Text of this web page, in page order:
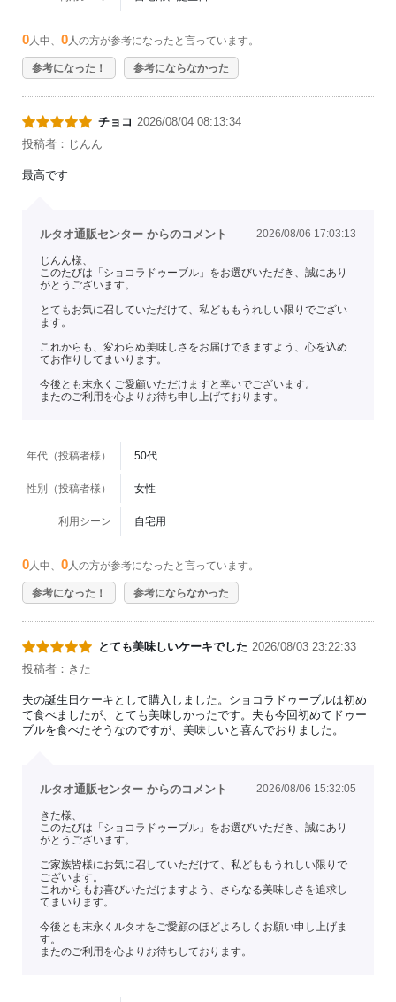
0 人中、 0 人の方が参考になったと言っています。
参考になった！ 参考にならなかった
チョコ 2026/08/04 08:13:34
投稿者：じんん
最高です
ルタオ通販センター からのコメント 2026/08/06 17:03:13
じんん様、
このたびは「ショコラドゥーブル」をお選びいただき、誠にあり
がとうございます。
とてもお気に召していただけて、私どももうれしい限りでござい
ます。
これからも、変わらぬ美味しさをお届けできますよう、心を込め
てお作りしてまいります。
今後とも末永くご愛顧いただけますと幸いでございます。
またのご利用を心よりお待ち申し上げております。
年代（投稿者様） 50代
性別（投稿者様） 女性
利用シーン 自宅用
0 人中、 0 人の方が参考になったと言っています。
参考になった！ 参考にならなかった
とても美味しいケーキでした 2026/08/03 23:22:33
投稿者：きた
夫の誕生日ケーキとして購入しました。ショコラドゥーブルは初め
て食べましたが、とても美味しかったです。夫も今回初めてドゥー
ブルを食べたそうなのですが、美味しいと喜んでおりました。
ルタオ通販センター からのコメント 2026/08/06 15:32:05
きた様、
このたびは「ショコラドゥーブル」をお選びいただき、誠にあり
がとうございます。
ご家族皆様にお気に召していただけて、私どももうれしい限りで
ございます。
これからもお喜びいただけますよう、さらなる美味しさを追求し
てまいります。
今後とも末永くルタオをご愛顧のほどよろしくお願い申し上げま
す。
またのご利用を心よりお待ちしております。